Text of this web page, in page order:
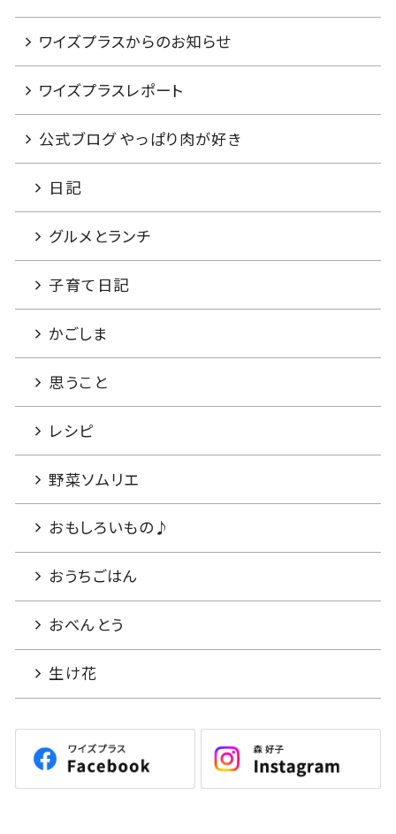
ワイズプラスからのお知らせ
ワイズプラスレポート
公式ブログ やっぱり肉が好き
日記
グルメとランチ
子育て日記
かごしま
思うこと
レシピ
野菜ソムリエ
おもしろいもの♪
おうちごはん
おべんとう
生け花